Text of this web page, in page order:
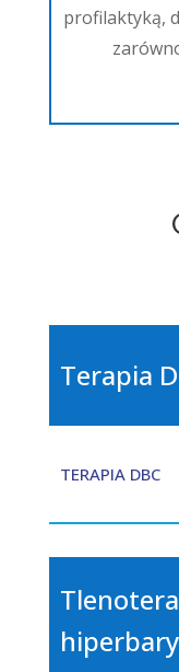
profilaktyką,
Terapia
TERAPIA DBC